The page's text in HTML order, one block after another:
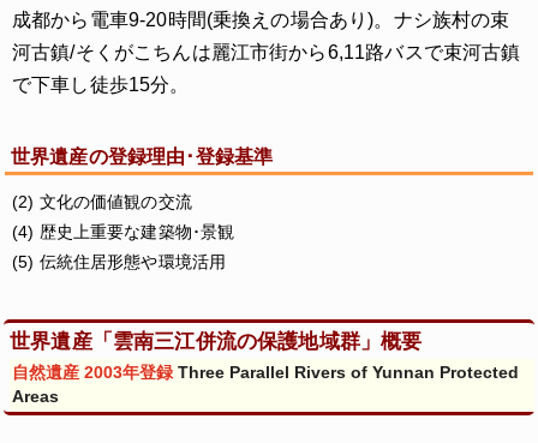
成都から電車9-20時間(乗換えの場合あり)。ナシ族村の束
河古鎮/そくがこちんは麗江市街から6,11路バスで束河古鎮
で下車し徒歩15分。
世界遺産の登録理由･登録基準
(2) 文化の価値観の交流
(4) 歴史上重要な建築物･景観
(5) 伝統住居形態や環境活用
世界遺産「雲南三江併流の保護地域群」概要
自然遺産 2003年登録 Three Parallel Rivers of Yunnan Protected
Areas